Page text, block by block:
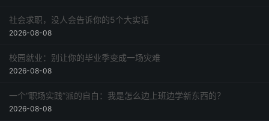
社会求职，没人会告诉你的5个大实话
2026-08-08
校园就业：别让你的毕业季变成一场灾难
2026-08-08
一个“职场实践”派的自白：我是怎么边上班边学新东西的？
2026-08-08